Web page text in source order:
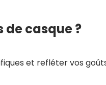
de casque ?
et refléter vos